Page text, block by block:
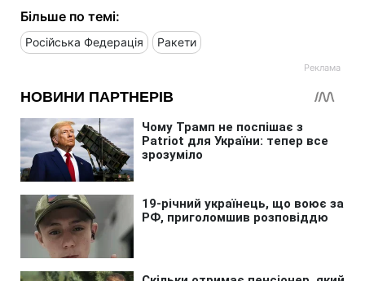
Більше по темі:
Російська Федерація Ракети